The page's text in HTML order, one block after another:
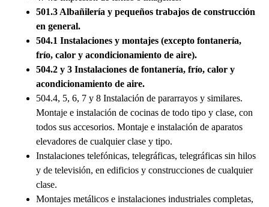
501.3 Albañilería y pequeños trabajos de construcción
en general.
504.1 Instalaciones y montajes (excepto fontanería,
frío, calor y acondicionamiento de aire).
504.2 y 3 Instalaciones de fontanería, frío, calor y
acondicionamiento de aire.
504.4, 5, 6, 7 y 8 Instalación de pararrayos y similares.
Montaje e instalación de cocinas de todo tipo y clase, con
todos sus accesorios. Montaje e instalación de aparatos
elevadores de cualquier clase y tipo.
Instalaciones telefónicas, telegráficas, telegráficas sin hilos
y de televisión, en edificios y construcciones de cualquier
clase.
Montajes metálicos e instalaciones industriales completas,